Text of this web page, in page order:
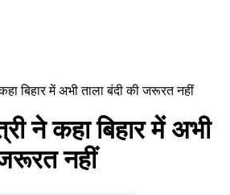
बिहार में अभी ताला बंदी की जरूरत नहीं
ने कहा बिहार में अभी
नहीं